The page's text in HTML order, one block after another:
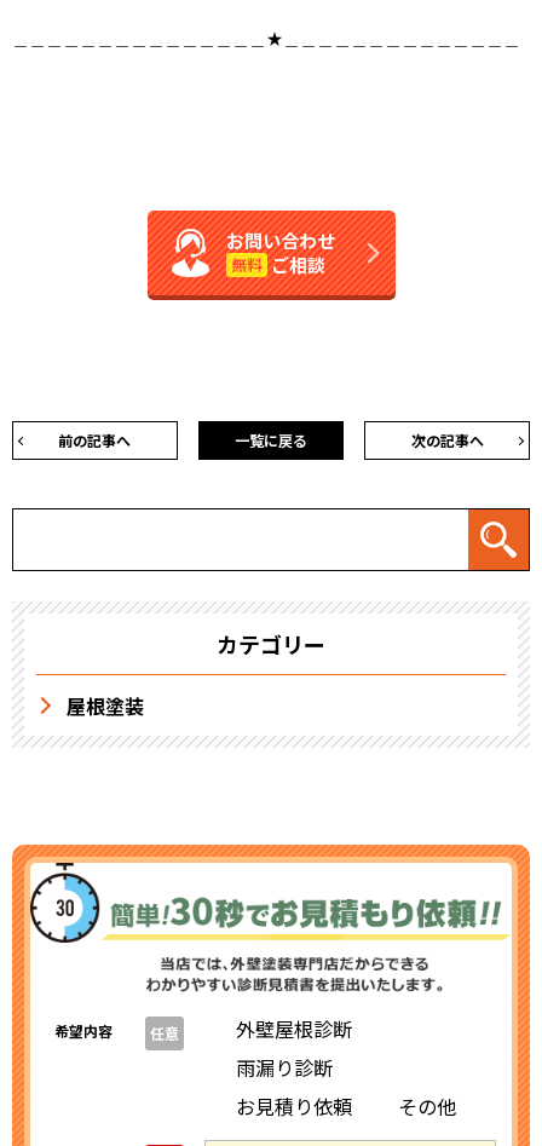
＿＿＿＿＿＿＿＿＿＿＿＿＿＿＿★＿＿＿＿＿＿＿＿＿＿＿＿＿＿
お問い合わせ
無料 ご相談
前の記事へ 次の記事へ
一覧に戻る
カテゴリー
屋根塗装
希望内容 任意
外壁屋根診断
雨漏り診断
お見積り依頼
その他